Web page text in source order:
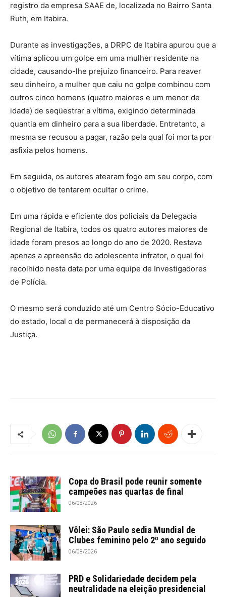
registro da empresa SAAE de, localizada no Bairro Santa
Ruth, em Itabira.
Durante as investigações, a DRPC de Itabira apurou que a
vítima aplicou um golpe em uma mulher residente na
cidade, causando-lhe prejuízo financeiro. Para reaver
seu dinheiro, a mulher que caiu no golpe combinou com
outros cinco homens (quatro maiores e um menor de
idade) de seqüestrar a vítima, exigindo determinada
quantia em dinheiro para a sua liberdade. Entretanto, a
mesma se recusou a pagar, razão pela qual foi morta por
asfixia pelos homens.
Em seguida, os autores atearam fogo em seu corpo, com
o objetivo de tentarem ocultar o crime.
Em uma rápida e eficiente dos policiais da Delegacia
Regional de Itabira, todos os quatro autores maiores de
idade foram presos ao longo do ano de 2020. Restava
apenas a apreensão do adolescente infrator, o qual foi
recolhido nesta data por uma equipe de Investigadores
de Polícia.
O mesmo será conduzido até um Centro Sócio-Educativo
do estado, local o de permanecerá à disposição da
Justiça.
Copa do Brasil pode reunir somente
campeões nas quartas de final
06/08/2026
Vôlei: São Paulo sedia Mundial de
Clubes feminino pelo 2º ano seguido
06/08/2026
PRD e Solidariedade decidem pela
neutralidade na eleição presidencial